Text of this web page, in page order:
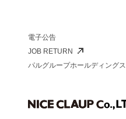
電子公告
JOB RETURN
パルグループホールディングス